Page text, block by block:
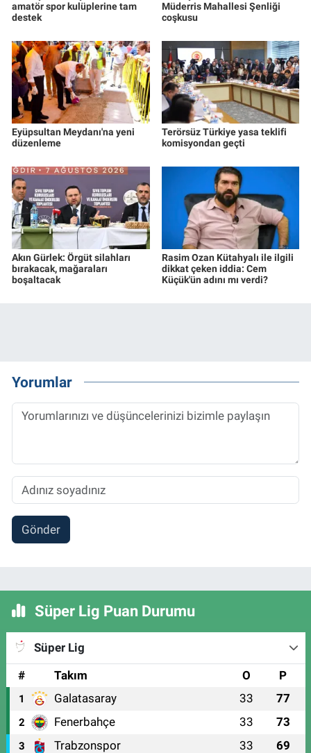
amatör spor kulüplerine tam
destek
Müderris Mahallesi Şenliği
coşkusu
Eyüpsultan Meydanı'na yeni
düzenleme
Terörsüz Türkiye yasa teklifi
komisyondan geçti
Akın Gürlek: Örgüt silahları
bırakacak, mağaraları
boşaltacak
Rasim Ozan Kütahyalı ile ilgili
dikkat çeken iddia: Cem
Küçük'ün adını mı verdi?
Yorumlar
Gönder
Süper Lig Puan Durumu
Süper Lig
#
Takım O P
1 Galatasaray 33 77
2 Fenerbahçe 33 73
3 Trabzonspor 33 69